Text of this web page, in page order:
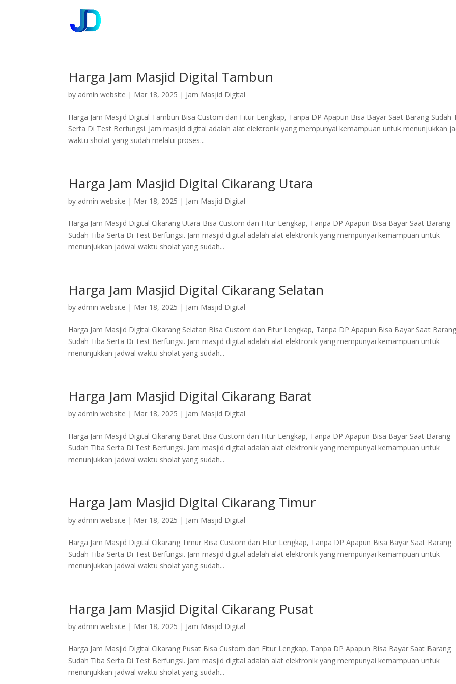
Harga Jam Masjid Digital Tambun
by admin website | Mar 18, 2025 | Jam Masjid Digital
Harga Jam Masjid Digital Tambun Bisa Custom dan Fitur Lengkap, Tanpa DP Apapun Bisa Bayar Saat Barang Sudah
Serta Di Test Berfungsi. Jam masjid digital adalah alat elektronik yang mempunyai kemampuan untuk menunjukkan
waktu sholat yang sudah melalui proses...
Harga Jam Masjid Digital Cikarang Utara
by admin website | Mar 18, 2025 | Jam Masjid Digital
Harga Jam Masjid Digital Cikarang Utara Bisa Custom dan Fitur Lengkap, Tanpa DP Apapun Bisa Bayar Saat Barang
Sudah Tiba Serta Di Test Berfungsi. Jam masjid digital adalah alat elektronik yang mempunyai kemampuan untuk
menunjukkan jadwal waktu sholat yang sudah...
Harga Jam Masjid Digital Cikarang Selatan
by admin website | Mar 18, 2025 | Jam Masjid Digital
Harga Jam Masjid Digital Cikarang Selatan Bisa Custom dan Fitur Lengkap, Tanpa DP Apapun Bisa Bayar Saat
Sudah Tiba Serta Di Test Berfungsi. Jam masjid digital adalah alat elektronik yang mempunyai kemampuan untuk
menunjukkan jadwal waktu sholat yang sudah...
Harga Jam Masjid Digital Cikarang Barat
by admin website | Mar 18, 2025 | Jam Masjid Digital
Harga Jam Masjid Digital Cikarang Barat Bisa Custom dan Fitur Lengkap, Tanpa DP Apapun Bisa Bayar Saat Barang
Sudah Tiba Serta Di Test Berfungsi. Jam masjid digital adalah alat elektronik yang mempunyai kemampuan untuk
menunjukkan jadwal waktu sholat yang sudah...
Harga Jam Masjid Digital Cikarang Timur
by admin website | Mar 18, 2025 | Jam Masjid Digital
Harga Jam Masjid Digital Cikarang Timur Bisa Custom dan Fitur Lengkap, Tanpa DP Apapun Bisa Bayar Saat Barang
Sudah Tiba Serta Di Test Berfungsi. Jam masjid digital adalah alat elektronik yang mempunyai kemampuan untuk
menunjukkan jadwal waktu sholat yang sudah...
Harga Jam Masjid Digital Cikarang Pusat
by admin website | Mar 18, 2025 | Jam Masjid Digital
Harga Jam Masjid Digital Cikarang Pusat Bisa Custom dan Fitur Lengkap, Tanpa DP Apapun Bisa Bayar Saat Barang
Sudah Tiba Serta Di Test Berfungsi. Jam masjid digital adalah alat elektronik yang mempunyai kemampuan untuk
menunjukkan jadwal waktu sholat yang sudah...